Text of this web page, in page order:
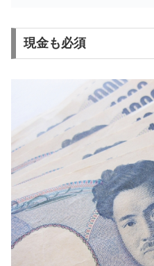
現金も必須